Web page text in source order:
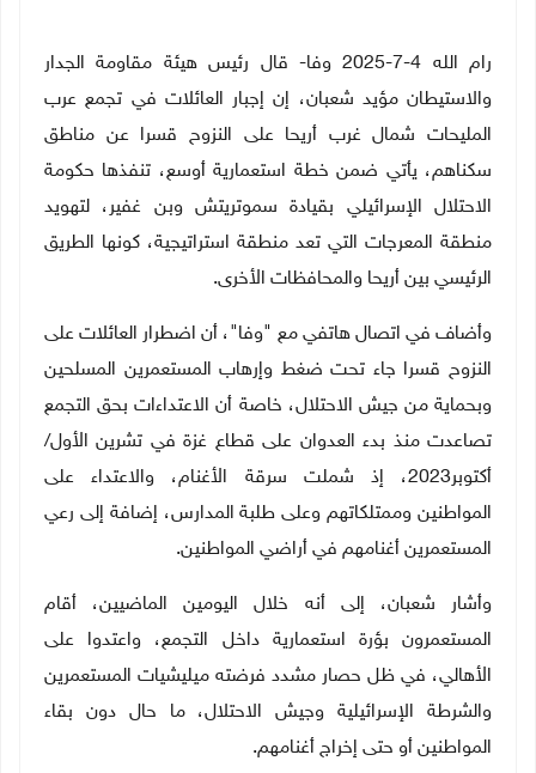
رام الله 4-7-2025 وفا- قال رئيس هيئة مقاومة الجدار
والاستيطان مؤيد شعبان، إن إجبار العائلات في تجمع عرب
المليحات شمال غرب أريحا على النزوح قسرا عن مناطق
سكناهم، يأتي ضمن خطة استعمارية أوسع، تنفذها حكومة
الاحتلال الإسرائيلي بقيادة سموتريتش وبن غفير، لتهويد
منطقة المعرجات التي تعد منطقة استراتيجية، كونها الطريق
الرئيسي بين أريحا والمحافظات الأخرى.
وأضاف في اتصال هاتفي مع "وفا"، أن اضطرار العائلات على
النزوح قسرا جاء تحت ضغط وإرهاب المستعمرين المسلحين
وبحماية من جيش الاحتلال، خاصة أن الاعتداءات بحق التجمع
تصاعدت منذ بدء العدوان على قطاع غزة في تشرين الأول/
أكتوبر2023، إذ شملت سرقة الأغنام، والاعتداء على
المواطنين وممتلكاتهم وعلى طلبة المدارس، إضافة إلى رعي
المستعمرين أغنامهم في أراضي المواطنين.
وأشار شعبان، إلى أنه خلال اليومين الماضيين، أقام
المستعمرون بؤرة استعمارية داخل التجمع، واعتدوا على
الأهالي، في ظل حصار مشدد فرضته ميليشيات المستعمرين
والشرطة الإسرائيلية وجيش الاحتلال، ما حال دون بقاء
المواطنين أو حتى إخراج أغنامهم.